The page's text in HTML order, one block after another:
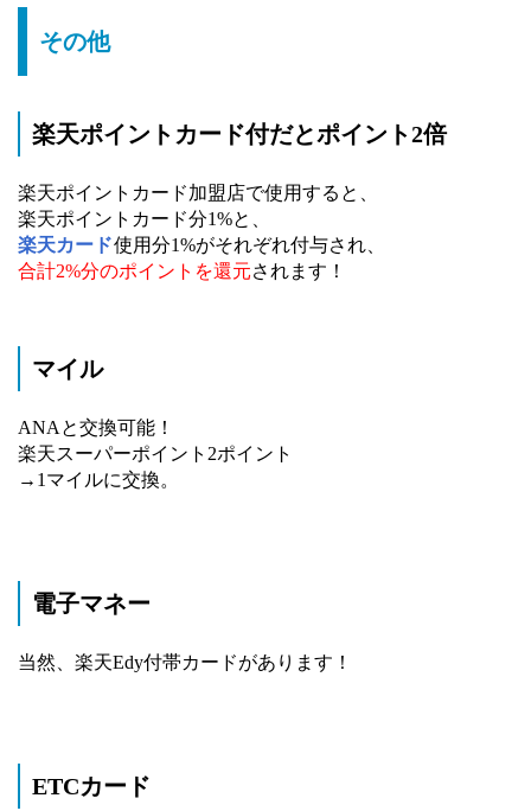
その他
楽天ポイントカード付だとポイント2倍
楽天ポイントカード加盟店で使用すると、
楽天ポイントカード分1%と、
楽天カード使用分1%がそれぞれ付与され、
合計2%分のポイントを還元されます！
マイル
ANAと交換可能！
楽天スーパーポイント2ポイント
→1マイルに交換。
電子マネー
当然、楽天Edy付帯カードがあります！
ETCカード